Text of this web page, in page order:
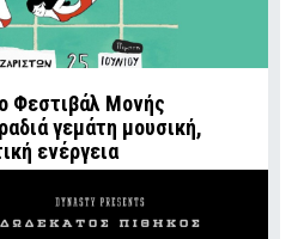
Φεστιβάλ Μονής
γεμάτη μουσική,
ενέργεια